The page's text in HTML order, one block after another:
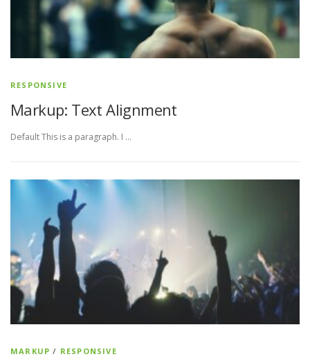
RESPONSIVE
Markup: Text Alignment
Default This is a paragraph. I …
MARKUP / RESPONSIVE